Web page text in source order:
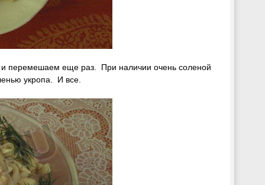
перемешаем еще раз. При наличии очень соленой
укропа. И все.